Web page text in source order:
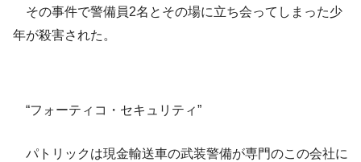
その事件で警備員2名とその場に立ち会ってしまった少
年が殺害された。
“フォーティコ・セキュリティ”
パトリックは現金輸送車の武装警備が専門のこの会社に